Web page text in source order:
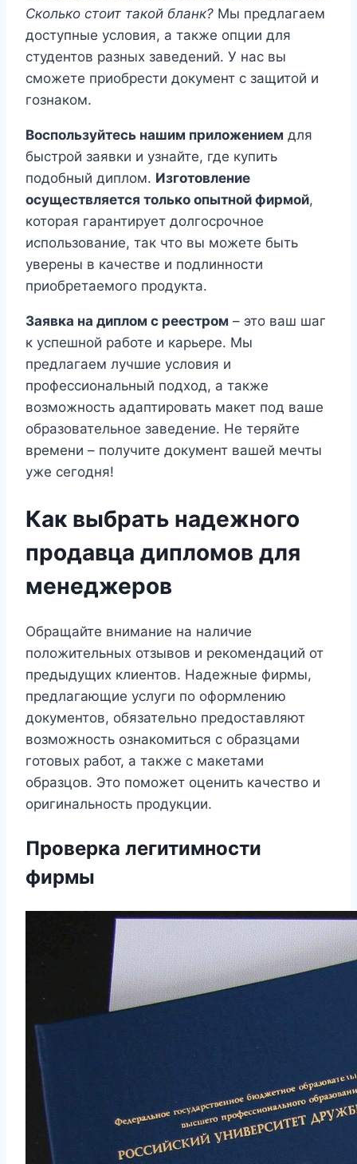
Сколько стоит такой бланк? Мы предлагаем
доступные условия, а также опции для
студентов разных заведений. У нас вы
сможете приобрести документ с защитой и
гознаком.
Воспользуйтесь нашим приложением для
быстрой заявки и узнайте, где купить
подобный диплом. Изготовление
осуществляется только опытной фирмой,
которая гарантирует долгосрочное
использование, так что вы можете быть
уверены в качестве и подлинности
приобретаемого продукта.
Заявка на диплом с реестром – это ваш шаг
к успешной работе и карьере. Мы
предлагаем лучшие условия и
профессиональный подход, а также
возможность адаптировать макет под ваше
образовательное заведение. Не теряйте
времени – получите документ вашей мечты
уже сегодня!
Как выбрать надежного
продавца дипломов для
менеджеров
Обращайте внимание на наличие
положительных отзывов и рекомендаций от
предыдущих клиентов. Надежные фирмы,
предлагающие услуги по оформлению
документов, обязательно предоставляют
возможность ознакомиться с образцами
готовых работ, а также с макетами
образцов. Это поможет оценить качество и
оригинальность продукции.
Проверка легитимности
фирмы